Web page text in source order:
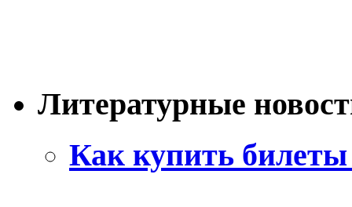
Литературные
Как купить билеты